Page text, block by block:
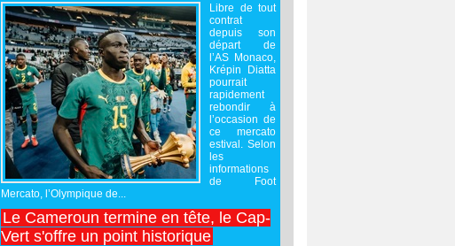
Libre de tout
contrat
depuis son
départ de
l’AS Monaco,
Krépin Diatta
pourrait
rapidement
rebondir à
l’occasion de
ce mercato
estival. Selon
les
informations
de Foot
Mercato, l’Olympique de...
Le Cameroun termine en tête, le Cap-
Vert s'offre un point historique